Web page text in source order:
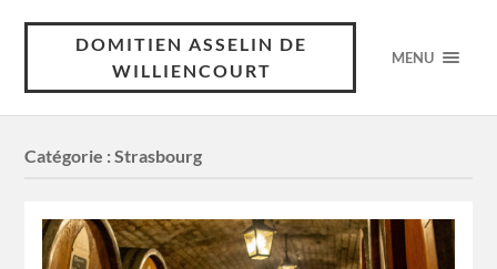
DOMITIEN ASSELIN DE
WILLIENCOURT
MENU
Catégorie :Strasbourg